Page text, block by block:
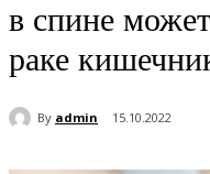
в спине
раке
By admin 15.10.2022